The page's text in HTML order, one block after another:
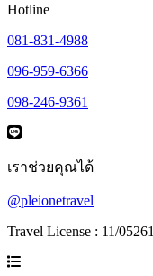
Hotline
081-831-4988
096-959-6366
098-246-9361
เราช่วยคุณได้
@pleionetravel
Travel License : 11/05261